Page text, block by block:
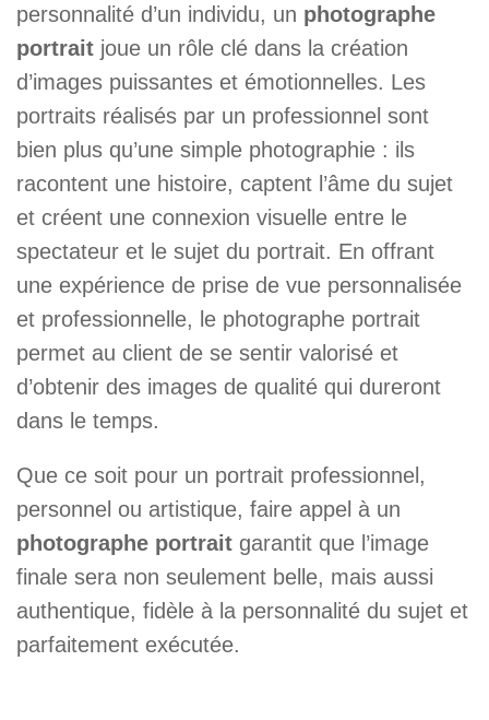
personnalité d’un individu, un photographe
portrait joue un rôle clé dans la création
d’images puissantes et émotionnelles. Les
portraits réalisés par un professionnel sont
bien plus qu’une simple photographie : ils
racontent une histoire, captent l’âme du sujet
et créent une connexion visuelle entre le
spectateur et le sujet du portrait. En offrant
une expérience de prise de vue personnalisée
et professionnelle, le photographe portrait
permet au client de se sentir valorisé et
d’obtenir des images de qualité qui dureront
dans le temps.
Que ce soit pour un portrait professionnel,
personnel ou artistique, faire appel à un
photographe portrait garantit que l’image
finale sera non seulement belle, mais aussi
authentique, fidèle à la personnalité du sujet et
parfaitement exécutée.